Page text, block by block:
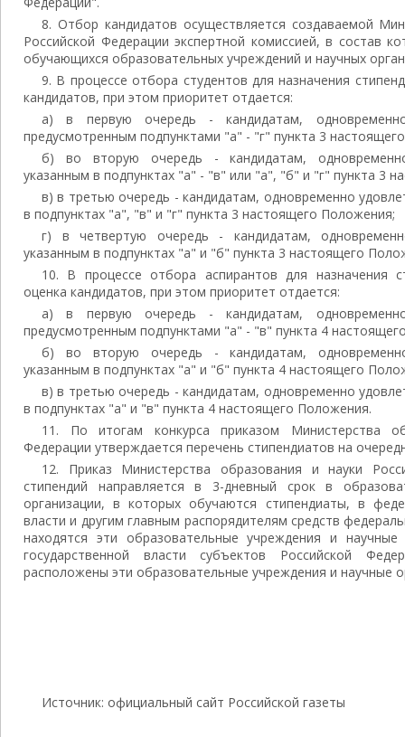
8. Отбор кандидатов осуществляется создаваемой
Российской Федерации экспертной комиссией, в состав
обучающихся образовательных учреждений и научных
9. В процессе отбора студентов для назначения
кандидатов, при этом приоритет отдается:
а) в первую очередь - кандидатам,
предусмотренным подпунктами "а" - "г" пункта 3
б) во вторую очередь - кандидатам,
указанным в подпунктах "а" - "в" или "а", "б" и "г" пункта 3
в) в третью очередь - кандидатам, одновременно
в подпунктах "а", "в" и "г" пункта 3 настоящего Положения;
г) в четвертую очередь - кандидатам,
указанным в подпунктах "а" и "б" пункта 3 настоящего
10. В процессе отбора аспирантов для назначения
оценка кандидатов, при этом приоритет отдается:
а) в первую очередь - кандидатам,
предусмотренным подпунктами "а" - "в" пункта 4
б) во вторую очередь - кандидатам,
указанным в подпунктах "а" и "б" пункта 4 настоящего
в) в третью очередь - кандидатам, одновременно
в подпунктах "а" и "в" пункта 4 настоящего Положения.
11. По итогам конкурса приказом Министерства
Федерации утверждается перечень стипендиатов на
12. Приказ Министерства образования и науки
стипендий направляется в 3-дневный срок в
организации, в которых обучаются стипендиаты, в
власти и другим главным распорядителям средств
находятся эти образовательные учреждения и
государственной власти субъектов Российской
расположены эти образовательные учреждения и научные
Источник: официальный сайт Российской газеты